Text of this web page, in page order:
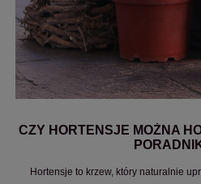
CZY HORTENSJE MOŻNA
Hortensje to krzew, który naturalnie